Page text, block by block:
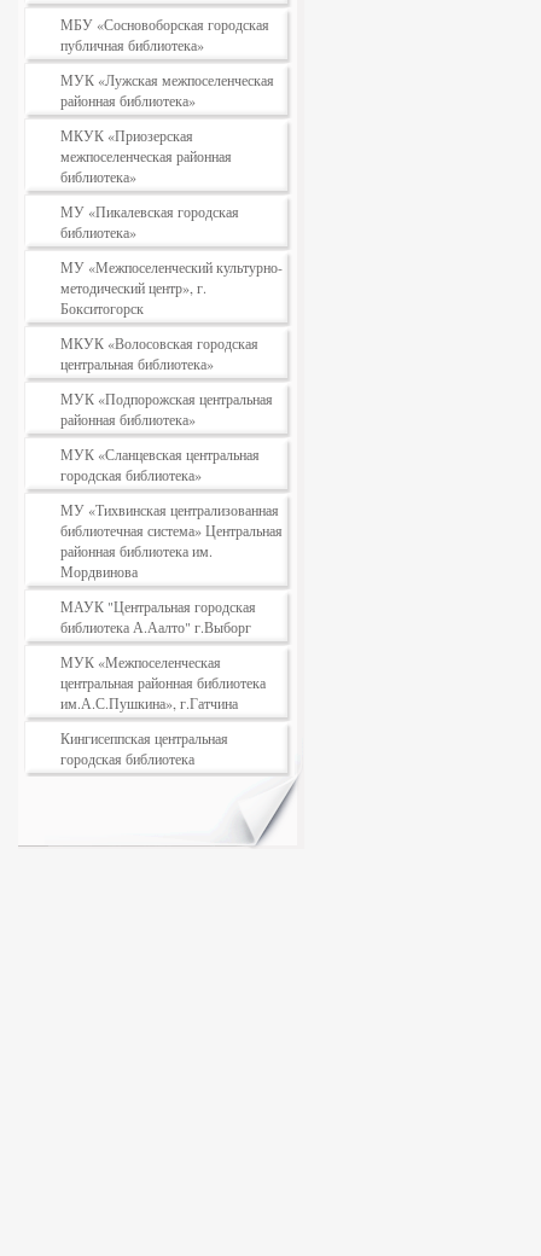
МБУ «Сосновоборская городская
публичная библиотека»
МУК «Лужская межпоселенческая
районная библиотека»
МКУК «Приозерская
межпоселенческая районная
библиотека»
МУ «Пикалевская городская
библиотека»
МУ «Межпоселенческий культурно-
методический центр», г.
Бокситогорск
МКУК «Волосовская городская
центральная библиотека»
МУК «Подпорожская центральная
районная библиотека»
МУК «Сланцевская центральная
городская библиотека»
МУ «Тихвинская централизованная
библиотечная система» Центральная
районная библиотека им.
Мордвинова
МАУК "Центральная городская
библиотека А.Аалто" г.Выборг
МУК «Межпоселенческая
центральная районная библиотека
им.А.С.Пушкина», г.Гатчина
Кингисеппская центральная
городская библиотека